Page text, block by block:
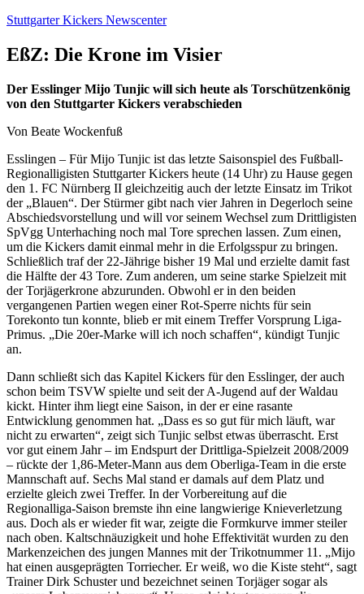
Zum
springen
Stuttgarter Kickers Newscenter
EßZ: Die Krone im Visier
Der Esslinger Mijo Tunjic will sich heute als Torschützenkönig
von den Stuttgarter Kickers verabschieden
Von Beate Wockenfuß
Esslingen – Für Mijo Tunjic ist das letzte Saisonspiel des Fußball-
Regionalligisten Stuttgarter Kickers heute (14 Uhr) zu Hause gegen
den 1. FC Nürnberg II gleichzeitig auch der letzte Einsatz im Trikot
der „Blauen“. Der Stürmer gibt nach vier Jahren in Degerloch seine
Abschiedsvorstellung und will vor seinem Wechsel zum Drittligisten
­SpVgg Unterhaching noch mal Tore sprechen lassen. Zum einen,
um die Kickers damit einmal mehr in die Erfolgsspur zu bringen.
Schließlich traf der 22-Jährige bisher 19 Mal und erzielte damit fast
die Hälfte der 43 Tore. Zum anderen, um seine starke Spielzeit mit
der Torjägerkrone abzurunden. Obwohl er in den beiden
vergangenen Partien wegen einer Rot-Sperre nichts für sein
Torekonto tun konnte, blieb er mit einem Treffer Vorsprung Liga-
Primus. „Die 20er-Marke will ich noch schaffen“, kündigt Tunjic
an.
Dann schließt sich das Kapitel Kickers für den Esslinger, der auch
schon beim TSVW spielte und seit der A-Jugend auf der Waldau
kickt. Hinter ihm liegt eine Saison, in der er eine rasante
Entwicklung genommen hat. „Dass es so gut für mich läuft, war
nicht zu erwarten“, zeigt sich Tunjic selbst etwas überrascht. Erst
vor gut einem Jahr – im Endspurt der Drittliga-Spielzeit 2008/2009
– rückte der 1,86-Meter-Mann aus dem Oberliga-Team in die erste
Mannschaft auf. Sechs Mal stand er damals auf dem Platz und
erzielte gleich zwei Treffer. In der Vorbereitung auf die
Regionalliga-Saison bremste ihn eine langwierige Knieverletzung
aus. Doch als er wieder fit war, zeigte die Formkurve immer steiler
nach oben. Kaltschnäuzigkeit und hohe Effektivität wurden zu den
Markenzeichen des jungen Mannes mit der Trikotnummer 11. „Mijo
hat einen ausgeprägten Torriecher. Er weiß, wo die Kiste steht“, sagt
Trainer Dirk Schuster und bezeichnet seinen Torjäger sogar als